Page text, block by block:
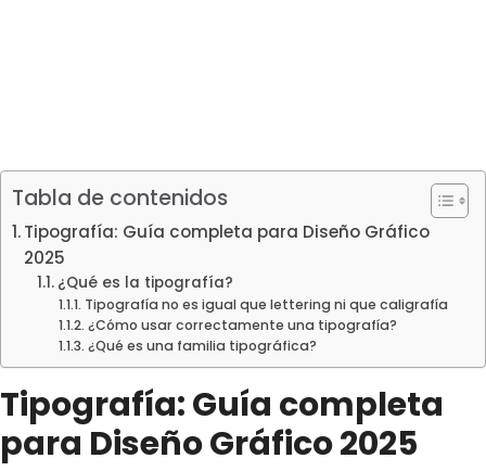
Tabla de contenidos
Tipografía: Guía completa para Diseño Gráfico
2025
¿Qué es la tipografía?
Tipografía no es igual que lettering ni que caligrafía
¿Cómo usar correctamente una tipografía?
¿Qué es una familia tipográfica?
Tipografía: Guía completa
para Diseño Gráfico 2025